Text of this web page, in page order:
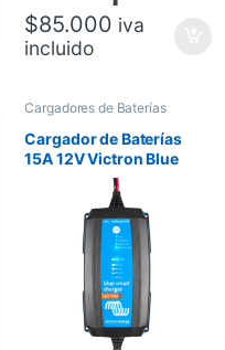
$85.000 iva
incluido
Cargadores de Baterías
Cargador de Baterías
15A 12V Victron Blue